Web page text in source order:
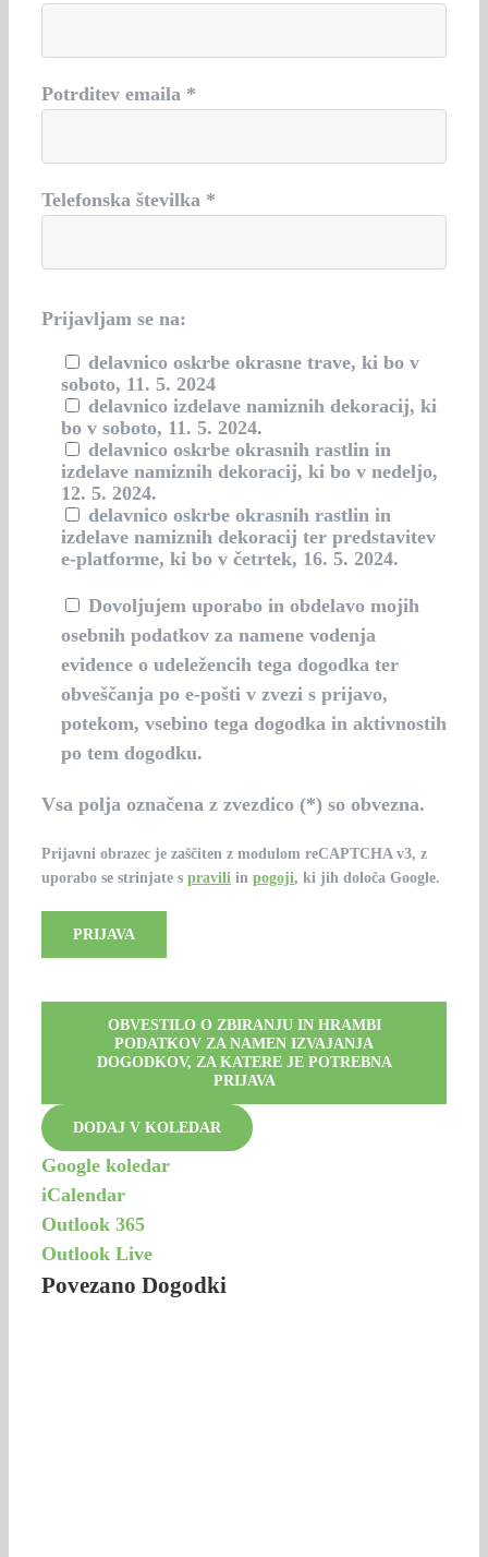
Potrditev emaila *
Telefonska številka *
Prijavljam se na:
delavnico oskrbe okrasne trave, ki bo v
soboto, 11. 5. 2024
delavnico izdelave namiznih dekoracij, ki
bo v soboto, 11. 5. 2024.
delavnico oskrbe okrasnih rastlin in
izdelave namiznih dekoracij, ki bo v nedeljo,
12. 5. 2024.
delavnico oskrbe okrasnih rastlin in
izdelave namiznih dekoracij ter predstavitev
e-platforme, ki bo v četrtek, 16. 5. 2024.
Dovoljujem uporabo in obdelavo mojih
osebnih podatkov za namene vodenja
evidence o udeležencih tega dogodka ter
obveščanja po e-pošti v zvezi s prijavo,
potekom, vsebino tega dogodka in aktivnostih
po tem dogodku.
Vsa polja označena z zvezdico (*) so obvezna.
Prijavni obrazec je zaščiten z modulom reCAPTCHA v3, z
uporabo se strinjate s praviliin pogoji, ki jih določa Google.
OBVESTILO O ZBIRANJU IN HRAMBI
PODATKOV ZA NAMEN IZVAJANJA
DOGODKOV, ZA KATERE JE POTREBNA
PRIJAVA
DODAJ V KOLEDAR
Google koledar
iCalendar
Outlook 365
Outlook Live
Povezano Dogodki